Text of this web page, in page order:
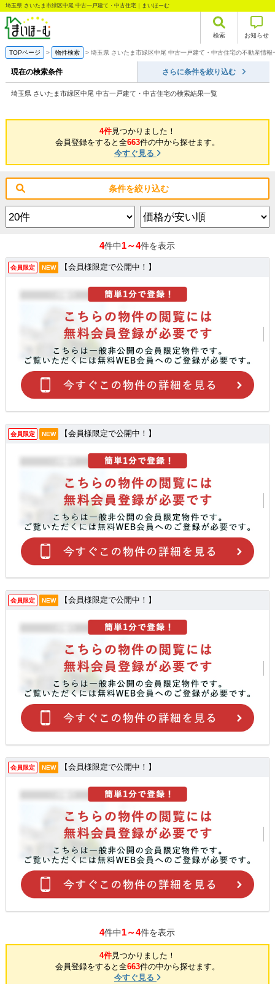
埼玉県 さいたま市緑区中尾 中古一戸建て・中古住宅｜まいほーむ
検索 お知らせ
TOPページ 物件検索 埼玉県 さいたま市緑区中尾 中古一戸建て・中古住宅の不動産情報
現在の検索条件 さらに条件を絞り込む
埼玉県 さいたま市緑区中尾 中古一戸建て・中古住宅の検索結果一覧
4件見つかりました！
会員登録をすると全663件の中から探せます。
今すぐ見る
条件を絞り込む
4件中1～4件を表示
会員限定 NEW 【会員様限定で公開中！】
会員限定 NEW 【会員様限定で公開中！】
会員限定 NEW 【会員様限定で公開中！】
会員限定 NEW 【会員様限定で公開中！】
4件中1～4件を表示
4件見つかりました！
会員登録をすると全663件の中から探せます。
今すぐ見る